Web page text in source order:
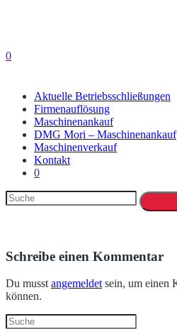
0
Aktuelle Betriebsschließungen
Firmenauflösung
Maschinenankauf
DMG Mori – Maschinenankauf
Maschinenverkauf
Kontakt
0
Schreibe einen Kommentar
Du musstangemeldetsein, um einen
können.